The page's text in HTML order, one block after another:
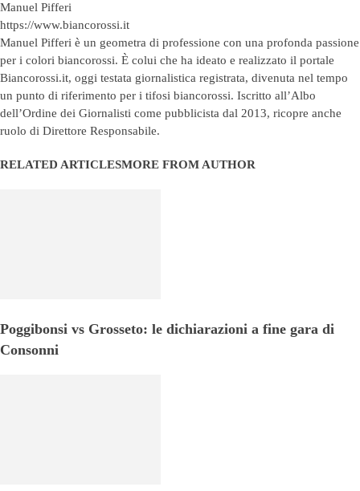
Manuel Pifferi
https://www.biancorossi.it
Manuel Pifferi è un geometra di professione con una profonda passione
per i colori biancorossi. È colui che ha ideato e realizzato il portale
Biancorossi.it, oggi testata giornalistica registrata, divenuta nel tempo
un punto di riferimento per i tifosi biancorossi. Iscritto all’Albo
dell’Ordine dei Giornalisti come pubblicista dal 2013, ricopre anche
ruolo di Direttore Responsabile.
RELATED ARTICLESMORE FROM AUTHOR
Poggibonsi vs Grosseto: le dichiarazioni a fine gara di
Consonni